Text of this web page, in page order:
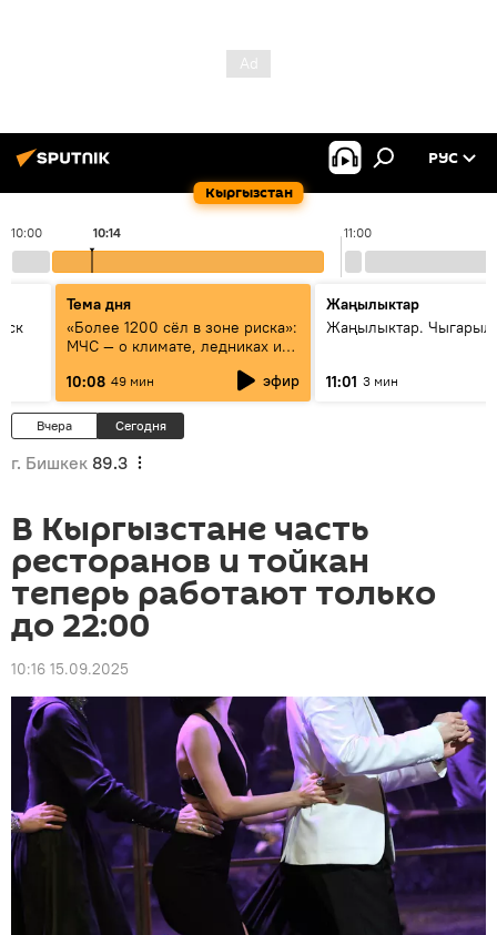
Кыргызстан
РУС
10:00 11:00
10:14
Тема дня
«Более 1200 сёл в зоне риска»:
МЧС — о климате, ледниках и
населения
10:08 49 мин эфир
Жаңылыктар
Жаңылыктар.
11:01 3 мин
Вчера Сегодня
г. Бишкек 89.3
В Кыргызстане часть
ресторанов и тойкан
теперь работают только
до 22:00
10:16 15.09.2025